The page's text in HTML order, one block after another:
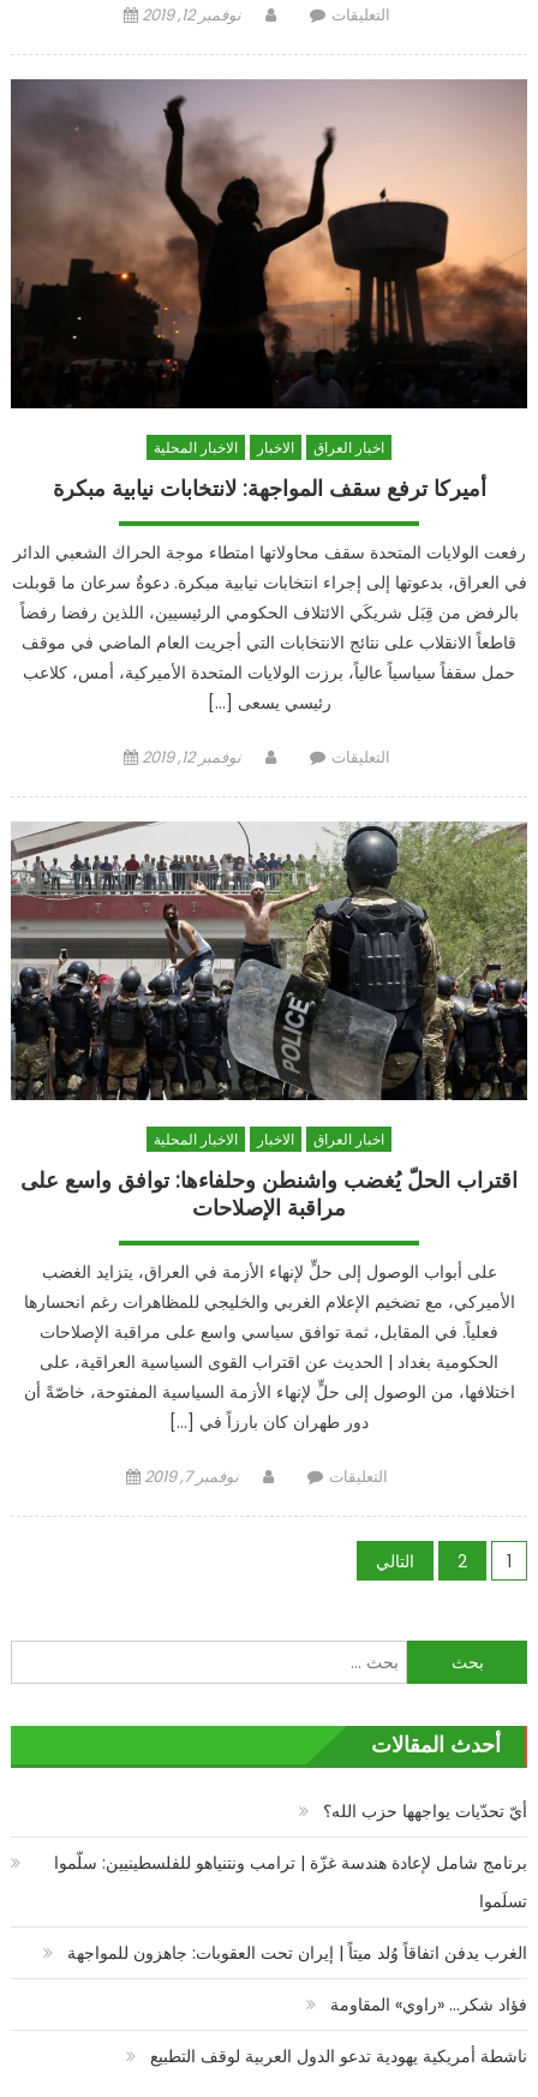
Postedنوفمبر 12, 2019 Authorالتعليقات
القدس
العطا
مغلقة
اخبار العراق الاخبار الاخبار المحلية
أميركا ترفع سقف المواجهة: لانتخابات نيابية مبكرة
رفعت الولايات المتحدة سقف محاولاتها امتطاء موجة الحراك الشعبي الدائر
في العراق، بدعوتها إلى إجراء انتخابات نيابية مبكرة. دعوةٌ سرعان ما قوبلت
بالرفض من قِبَل شريكَي الائتلاف الحكومي الرئيسيين، اللذين رفضا رفضاً
قاطعاً الانقلاب على نتائج الانتخابات التي أجريت العام الماضي في موقف
حمل سقفاً سياسياً عالياً، برزت الولايات المتحدة الأميركية، أمس، كلاعب
رئيسي يسعى […]
Postedنوفمبر 12, 2019 Authorالتعليقات
سقف
المواجهة:
لانتخابات
نيابية
مبكرة
مغلقة
اخبار العراق الاخبار الاخبار المحلية
اقتراب الحلّ يُغضب واشنطن وحلفاءها: توافق واسع على
مراقبة الإصلاحات
على أبواب الوصول إلى حلٍّ لإنهاء الأزمة في العراق، يتزايد الغضب
الأميركي، مع تضخيم الإعلام الغربي والخليجي للمظاهرات رغم انحسارها
فعلياً. في المقابل، ثمة توافق سياسي واسع على مراقبة الإصلاحات
الحكومية بغداد | الحديث عن اقتراب القوى السياسية العراقية، على
اختلافها، من الوصول إلى حلٍّ لإنهاء الأزمة السياسية المفتوحة، خاصّةً أن
دور طهران كان بارزاً في […]
Postedنوفمبر 7, 2019 Authorالتعليقات
يُغضب
واشنطن
توافق
واسع
مراقبة
الإصلاحات
تعدد
المقالات
1
2 التالي
البحث
عن:
أحدث المقالات
أيّ تحدّيات يواجهها حزب الله؟
برنامج شامل لإعادة هندسة غزّة | ترامب ونتنياهو للفلسطينيين: سلّموا
تسلَموا
الغرب يدفن اتفاقاً وُلد ميتاً | إيران تحت العقوبات: جاهزون للمواجهة
فؤاد شكر… «راوي» المقاومة
ناشطة أمريكية يهودية تدعو الدول العربية لوقف التطبيع